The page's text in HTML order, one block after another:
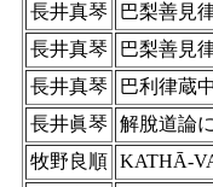
長井真琴
巴梨善見
長井真琴
巴梨善見
長井真琴
巴利律蔵
長井眞琴
解脫道論
牧野良順 KATHĀ-